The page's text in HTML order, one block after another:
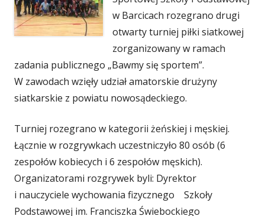
w Barcicach rozegrano drugi
otwarty turniej piłki siatkowej
zorganizowany w ramach
zadania publicznego „Bawmy się sportem”.
W zawodach wzięły udział amatorskie drużyny
siatkarskie z powiatu nowosądeckiego.
Turniej rozegrano w kategorii żeńskiej i męskiej.
Łącznie w rozgrywkach uczestniczyło 80 osób (6
zespołów kobiecych i 6 zespołów męskich).
Organizatorami rozgrywek byli: Dyrektor
i nauczyciele wychowania fizycznego Szkoły
Podstawowej im. Franciszka Świebockiego